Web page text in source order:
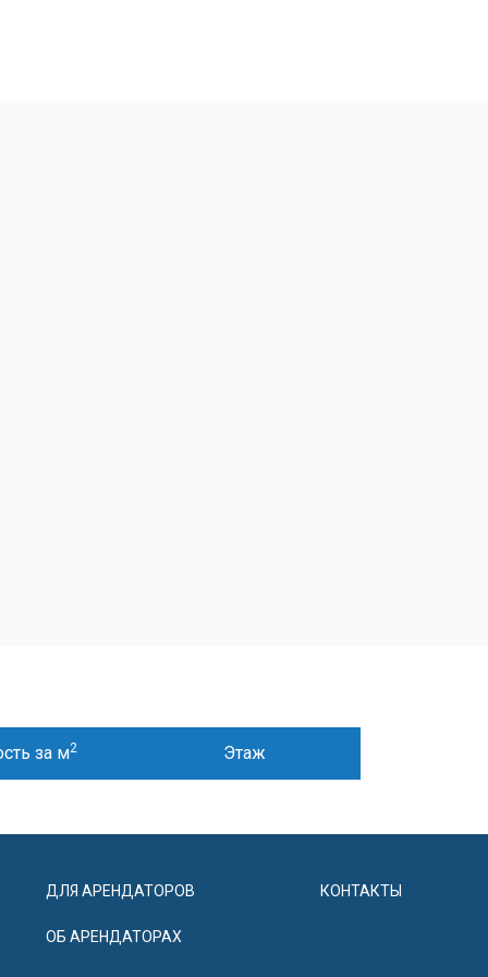
за м2 Этаж
ДЛЯ АРЕНДАТОРОВ КОНТАКТЫ
ОБ АРЕНДАТОРАХ